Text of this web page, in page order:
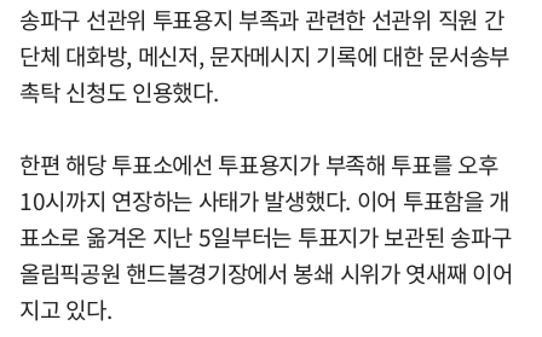
송파구 선관위 투표용지 부족과 관련한 선관위 직원 간
단체 대화방, 메신저, 문자메시지 기록에 대한 문서송부
촉탁 신청도 인용했다.
한편 해당 투표소에선 투표용지가 부족해 투표를 오후
10시까지 연장하는 사태가 발생했다. 이어 투표함을 개
표소로 옮겨온 지난 5일부터는 투표지가 보관된 송파구
올림픽공원 핸드볼경기장에서 봉쇄 시위가 엿새째 이어
지고 있다.